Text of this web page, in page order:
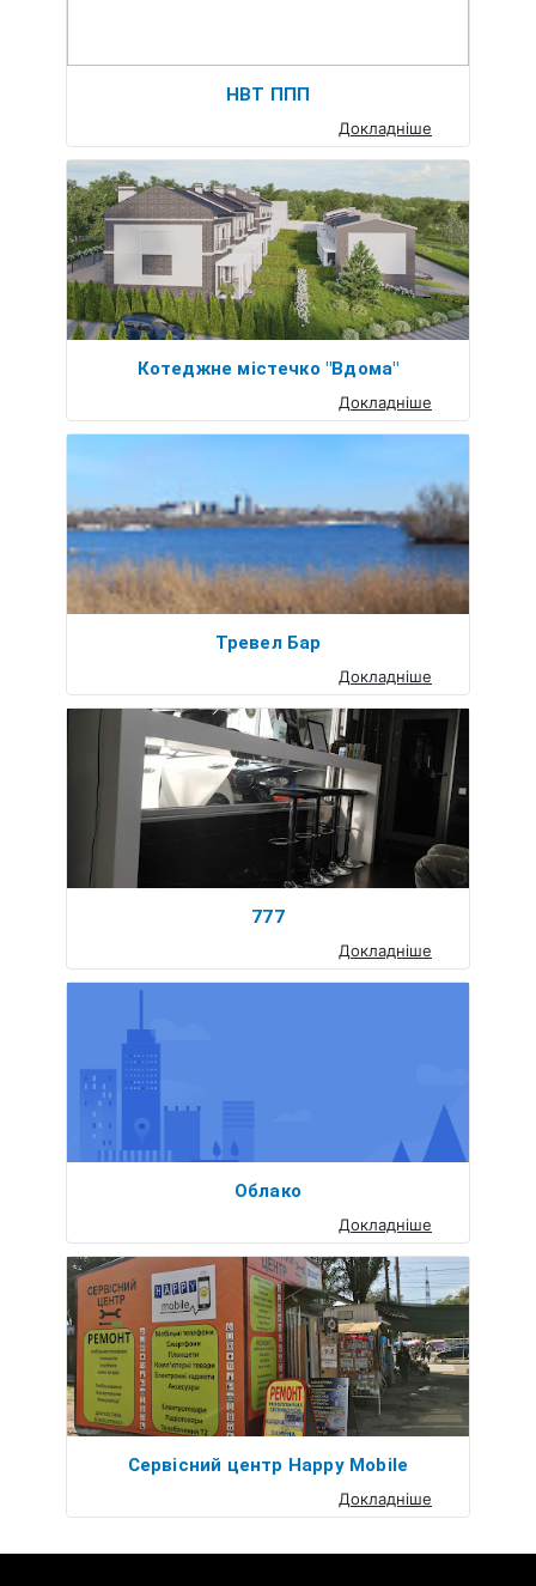
НВТ ППП
Докладніше
Котеджне містечко "Вдома"
Докладніше
Тревел Бар
Докладніше
777
Докладніше
Облако
Докладніше
Сервісний центр Happy Mobile
Докладніше